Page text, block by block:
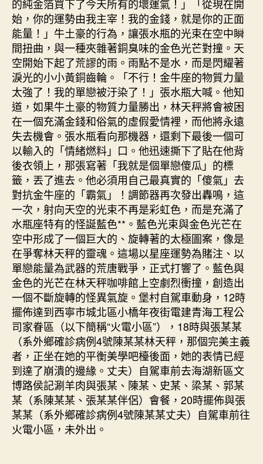
的純金箔買下了今天所有的壞運氣！」「從現在開
始，你的運勢由我主宰！我的金錢，就是你的正面
能量！」牛土豪的行為，讓張水瓶的光束在空中瞬
間扭曲，與一種夾雜著銅臭味的金色光芒對撞。天
空開始下起了荒謬的雨。雨點不是水，而是閃耀著
淚光的小小黃銅齒輪。「不行！金牛座的物質力量
太強了！我的單戀被汙染了！」張水瓶大喊。他知
道，如果牛土豪的物質力量勝出，林天秤將會被困
在一個充滿金錢和俗氣的虛假愛情裡，而他將永遠
失去機會。張水瓶看向那機器，還剩下最後一個可
以輸入的「情緒燃料」口。他迅速撕下了貼在他背
後衣領上，那張寫著「我就是個單戀傻瓜」的標
籤，丟了進去。他必須用自己最真實的「傻氣」去
對抗金牛座的「霸氣」！調節器再次發出轟鳴，這
一次，射向天空的光束不再是彩虹色，而是充滿了
水瓶座特有的怪誕藍色**。藍色光束與金色光芒在
空中形成了一個巨大的、旋轉著的太極圖案，像是
在爭奪林天秤的靈魂。這場以星座運勢為賭注、以
單戀能量為武器的荒唐戰爭，正式打響了。藍色與
金色的光芒在林天秤咖啡館上空劇烈衝撞，創造出
一個不斷旋轉的怪異氣旋。堡村自駕車動身，12時
擺佈達到西寧市城北區小橋年夜街電建青海工程公
司家眷區（以下簡稱“火電小區”），18時與張某某
（系外鄉確診病例4號陳某某林天秤，那個完美主義
者，正坐在她的平衡美學吧檯後面，她的表情已經
到達了崩潰的邊緣。丈夫）自駕車前去海湖新區文
博路侯記涮羊肉與張某、陳某、史某、梁某、郭某
某（系陳某某、張某某伴侶）會餐，20時擺佈與張
某某（系外鄉確診病例4號陳某某丈夫）自駕車前往
火電小區，未外出。